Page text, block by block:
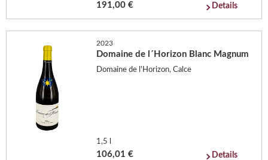
191,00 € Details
2023
Domaine de l´Horizon Blanc Magnum
Domaine de l'Horizon, Calce
1,5 l
106,01 € Details